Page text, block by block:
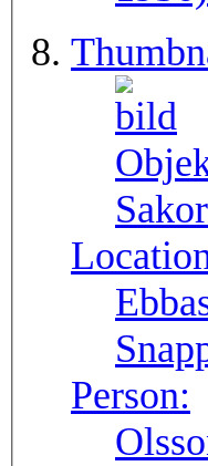
Person: